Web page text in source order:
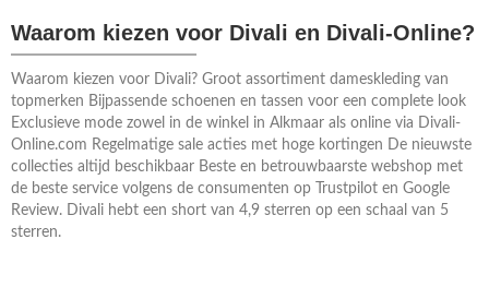
Waarom kiezen voor Divali en Divali-Online?
Waarom kiezen voor Divali? Groot assortiment dameskleding van
topmerken Bijpassende schoenen en tassen voor een complete look
Exclusieve mode zowel in de winkel in Alkmaar als online via Divali-
Online.com Regelmatige sale acties met hoge kortingen De nieuwste
collecties altijd beschikbaar Beste en betrouwbaarste webshop met
de beste service volgens de consumenten op Trustpilot en Google
Review. Divali hebt een short van 4,9 sterren op een schaal van 5
sterren.